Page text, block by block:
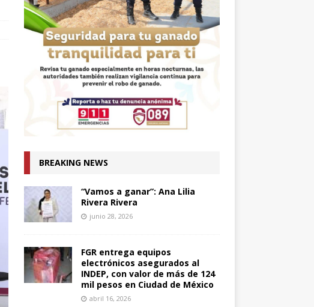
BREAKING NEWS
“Vamos a ganar”: Ana Lilia
Rivera Rivera
junio 28, 2026
FGR entrega equipos
electrónicos asegurados al
INDEP, con valor de más de 124
mil pesos en Ciudad de México
abril 16, 2026